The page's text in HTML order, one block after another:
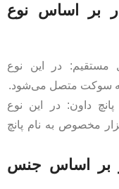
بر اساس نوع
در این نوع
سوکت متصل می‌شود.
داون: در این نوع
مخصوص به نام پانچ
بر اساس جنس